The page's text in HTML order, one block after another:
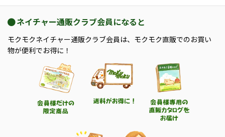
ネイチャー通販クラブ会員になると
モクモクネイチャー通販クラブ会員は、モクモク直販でのお買い
物が便利でお得に！